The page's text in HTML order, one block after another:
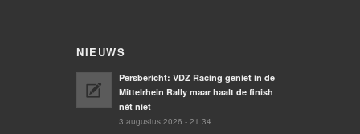
NIEUWS
Persbericht: VDZ Racing geniet in de
Mittelrhein Rally maar haalt de finish
nét niet
3 augustus 2026 - 21:34